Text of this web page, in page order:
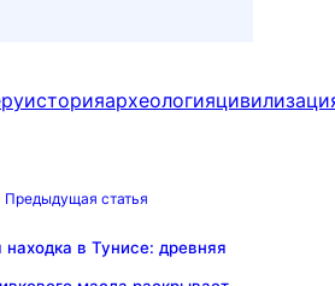
историяархеология
статья
находка в Тунисе: древняя